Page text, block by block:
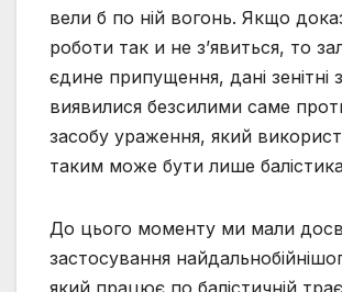
вели б по ній вогонь. Якщо
роботи так и не зʼявиться, то
єдине припущення, дані зенітні
виявилися безсилими саме
засобу ураження, який
таким може бути лише
До цього моменту ми мали
застосування
який працює по балістичній